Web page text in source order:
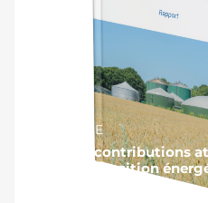
#ENERGIE
Quelles contributions
dans la transition